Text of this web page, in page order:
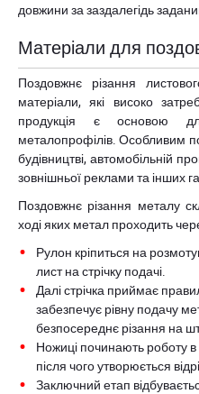
довжини за заздалегідь
Матеріали для
Поздовжнє різання
матеріали, які високо
продукція є основою
металопрофілів. Особливим
будівництві, автомобільній
зовнішньої реклами та інших
Поздовжнє різання металу
ході яких метал проходить
Рулон кріпиться на
лист на стрічку подачі.
Далі стрічка приймає
забезпечує рівну подачу
безпосереднє різання на
Ножиці починають роботу в
після чого утворюється
Заключний етап